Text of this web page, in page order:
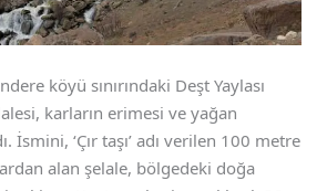
köyü sınırındaki Deşt Yaylası
karların erimesi ve yağan
İsmini, ‘Çır taşı’ adı verilen 100 metre
alan şelale, bölgedeki doğa